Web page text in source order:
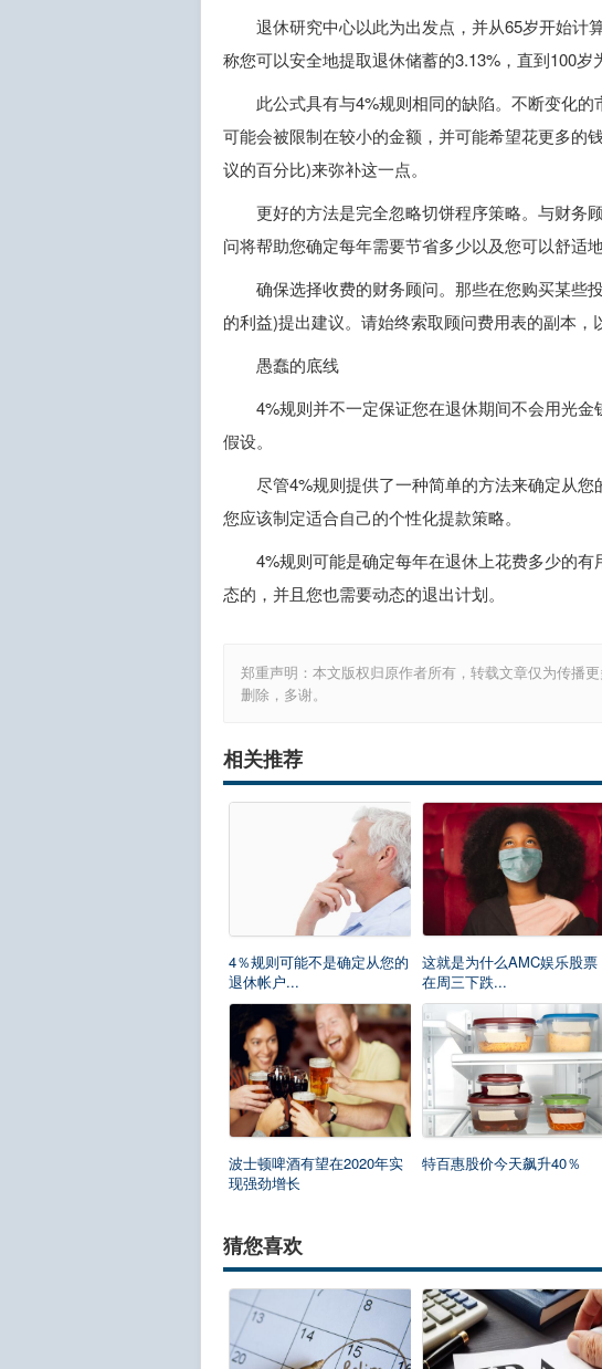
退休研究中心以此为出发点，并从65岁开始计
称您可以安全地提取退休储蓄的3.13%，直到100岁
此公式具有与4%规则相同的缺陷。不断变化
可能会被限制在较小的金额，并可能希望花更多的
议的百分比)来弥补这一点。
更好的方法是完全忽略切饼程序策略。与财务
问将帮助您确定每年需要节省多少以及您可以舒适
确保选择收费的财务顾问。那些在您购买某些
的利益)提出建议。请始终索取顾问费用表的副本，
愚蠢的底线
4%规则并不一定保证您在退休期间不会用光
假设。
尽管4%规则提供了一种简单的方法来确定从您
您应该制定适合自己的个性化提款策略。
4%规则可能是确定每年在退休上花费多少的
态的，并且您也需要动态的退出计划。
郑重声明：本文版权归原作者所有，转载文章仅为传播
删除，多谢。
相关推荐
4％规则可能不是确定从您的
退休帐户...
这就是为什么AMC娱乐股票
在周三下跌...
波士顿啤酒有望在2020年实
现强劲增长
特百惠股价今天飙升40％
猜您喜欢